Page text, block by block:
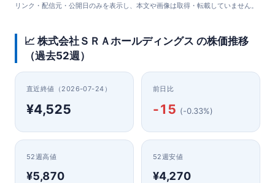
リンク・配信元・公開日のみを表示し、本文や画像は取得・転載していません。
📈 株式会社ＳＲＡホールディングス の株価推移
（過去52週）
直近終値（2026-07-24）
¥4,525
前日比
-15 (-0.33%)
52週高値
¥5,870
52週安値
¥4,270